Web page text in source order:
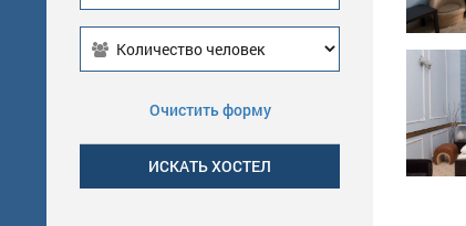
Очистить форму